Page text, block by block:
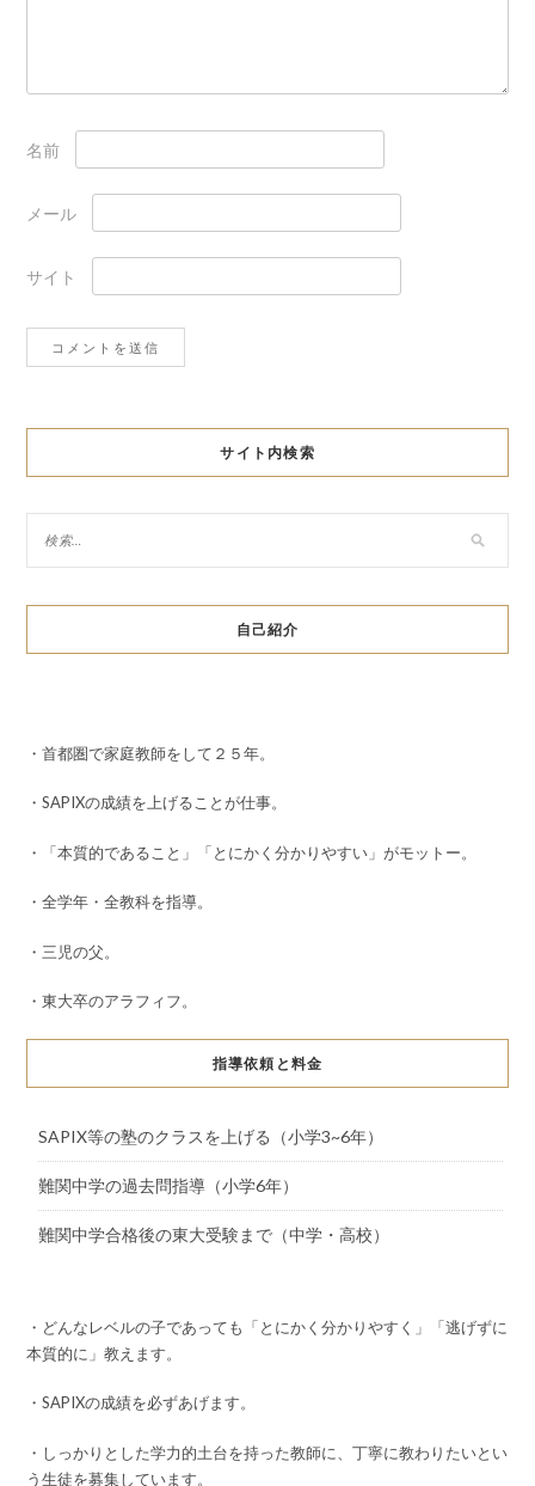
名前
メール
サイト
サイト内検索
自己紹介
・首都圏で家庭教師をして２５年。
・SAPIXの成績を上げることが仕事。
・「本質的であること」「とにかく分かりやすい」がモットー。
・全学年・全教科を指導。
・三児の父。
・東大卒のアラフィフ。
指導依頼と料金
SAPIX等の塾のクラスを上げる（小学3~6年）
難関中学の過去問指導（小学6年）
難関中学合格後の東大受験まで（中学・高校）
・どんなレベルの子であっても「とにかく分かりやすく」「逃げずに
本質的に」教えます。
・SAPIXの成績を必ずあげます。
・しっかりとした学力的土台を持った教師に、丁寧に教わりたいとい
う生徒を募集しています。